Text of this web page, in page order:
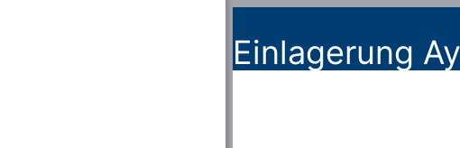
Einlagerung